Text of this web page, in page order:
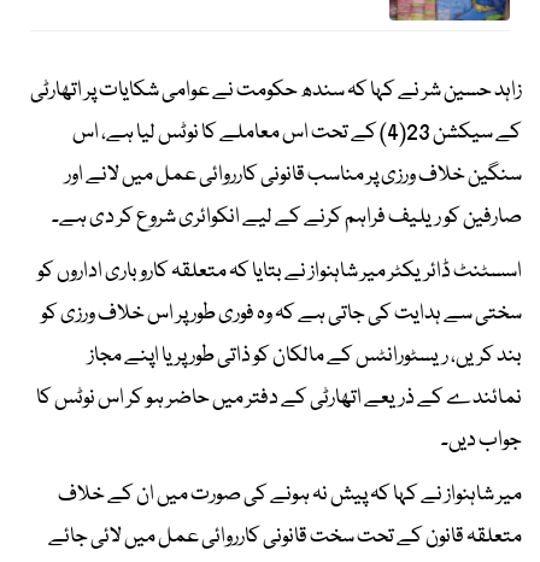
زاہد حسین شر نے کہا کہ سندھ حکومت نے عوامی شکایات پر اتھارٹی
کے سیکشن 23(4) کے تحت اس معاملے کا نوٹس لیا ہے، اس
سنگین خلاف ورزی پر مناسب قانونی کارروائی عمل میں لانے اور
صارفین کو ریلیف فراہم کرنے کے لیے انکوائری شروع کر دی ہے۔
اسسٹنٹ ڈائریکٹر میر شاہنواز نے بتایا کہ متعلقہ کاروباری اداروں کو
سختی سے ہدایت کی جاتی ہے کہ وہ فوری طور پر اس خلاف ورزی کو
بند کریں، ریسٹورانٹس کے مالکان کو ذاتی طور پر یا اپنے مجاز
نمائندے کے ذریعے اتھارٹی کے دفتر میں حاضر ہو کر اس نوٹس کا
جواب دیں۔
میر شاہنواز نے کہا کہ پیش نہ ہونے کی صورت میں ان کے خلاف
متعلقہ قانون کے تحت سخت قانونی کارروائی عمل میں لائی جائے